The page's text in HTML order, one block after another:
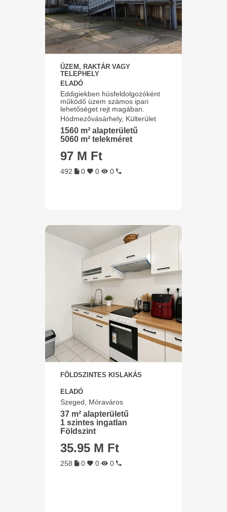
ÜZEM, RAKTÁR VAGY
TELEPHELY
ELADÓ
Eddigiekben húsfeldolgozóként
működő üzem számos ipari
lehetőséget rejt magában.
Hódmezővásárhely, Külterület
1560 m² alapterületű
5060 m² telekméret
97 M Ft
492 0 0 0
FÖLDSZINTES KISLAKÁS
ELADÓ
Szeged, Móraváros
37 m² alapterületű
1 szintes ingatlan
Földszint
35.95 M Ft
258 0 0 0